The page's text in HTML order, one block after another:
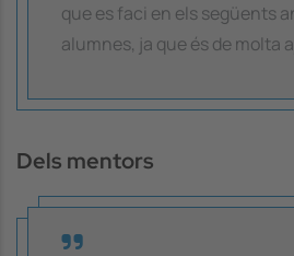
que es faci en els següents
alumnes, ja que és de molta
Dels mentors